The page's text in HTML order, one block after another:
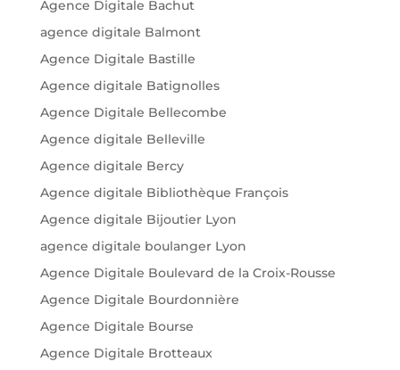
Agence Digitale Bachut
agence digitale Balmont
Agence Digitale Bastille
Agence digitale Batignolles
Agence Digitale Bellecombe
Agence digitale Belleville
Agence digitale Bercy
Agence digitale Bibliothèque François
Agence digitale Bijoutier Lyon
agence digitale boulanger Lyon
Agence Digitale Boulevard de la Croix-Rousse
Agence Digitale Bourdonnière
Agence Digitale Bourse
Agence Digitale Brotteaux